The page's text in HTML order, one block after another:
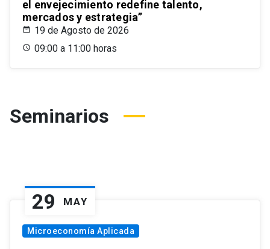
el envejecimiento redefine talento,
mercados y estrategia”
19 de Agosto de 2026
09:00 a 11:00 horas
Seminarios
29 MAY
Microeconomía Aplicada